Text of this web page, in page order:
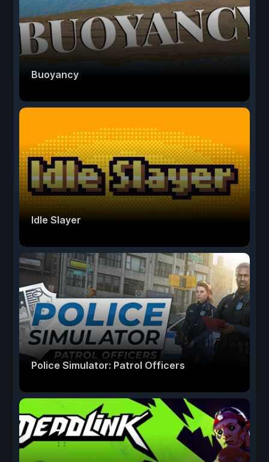
Buoyancy
Idle Slayer
Police Simulator: Patrol Officers